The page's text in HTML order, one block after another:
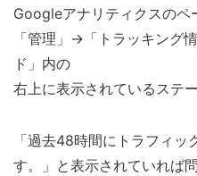
Googleアナリティクスのペ
「管理」→「トラッキング
ド」内の
右上に表示されているステ
「過去48時間にトラフィッ
す。」と表示されていれば